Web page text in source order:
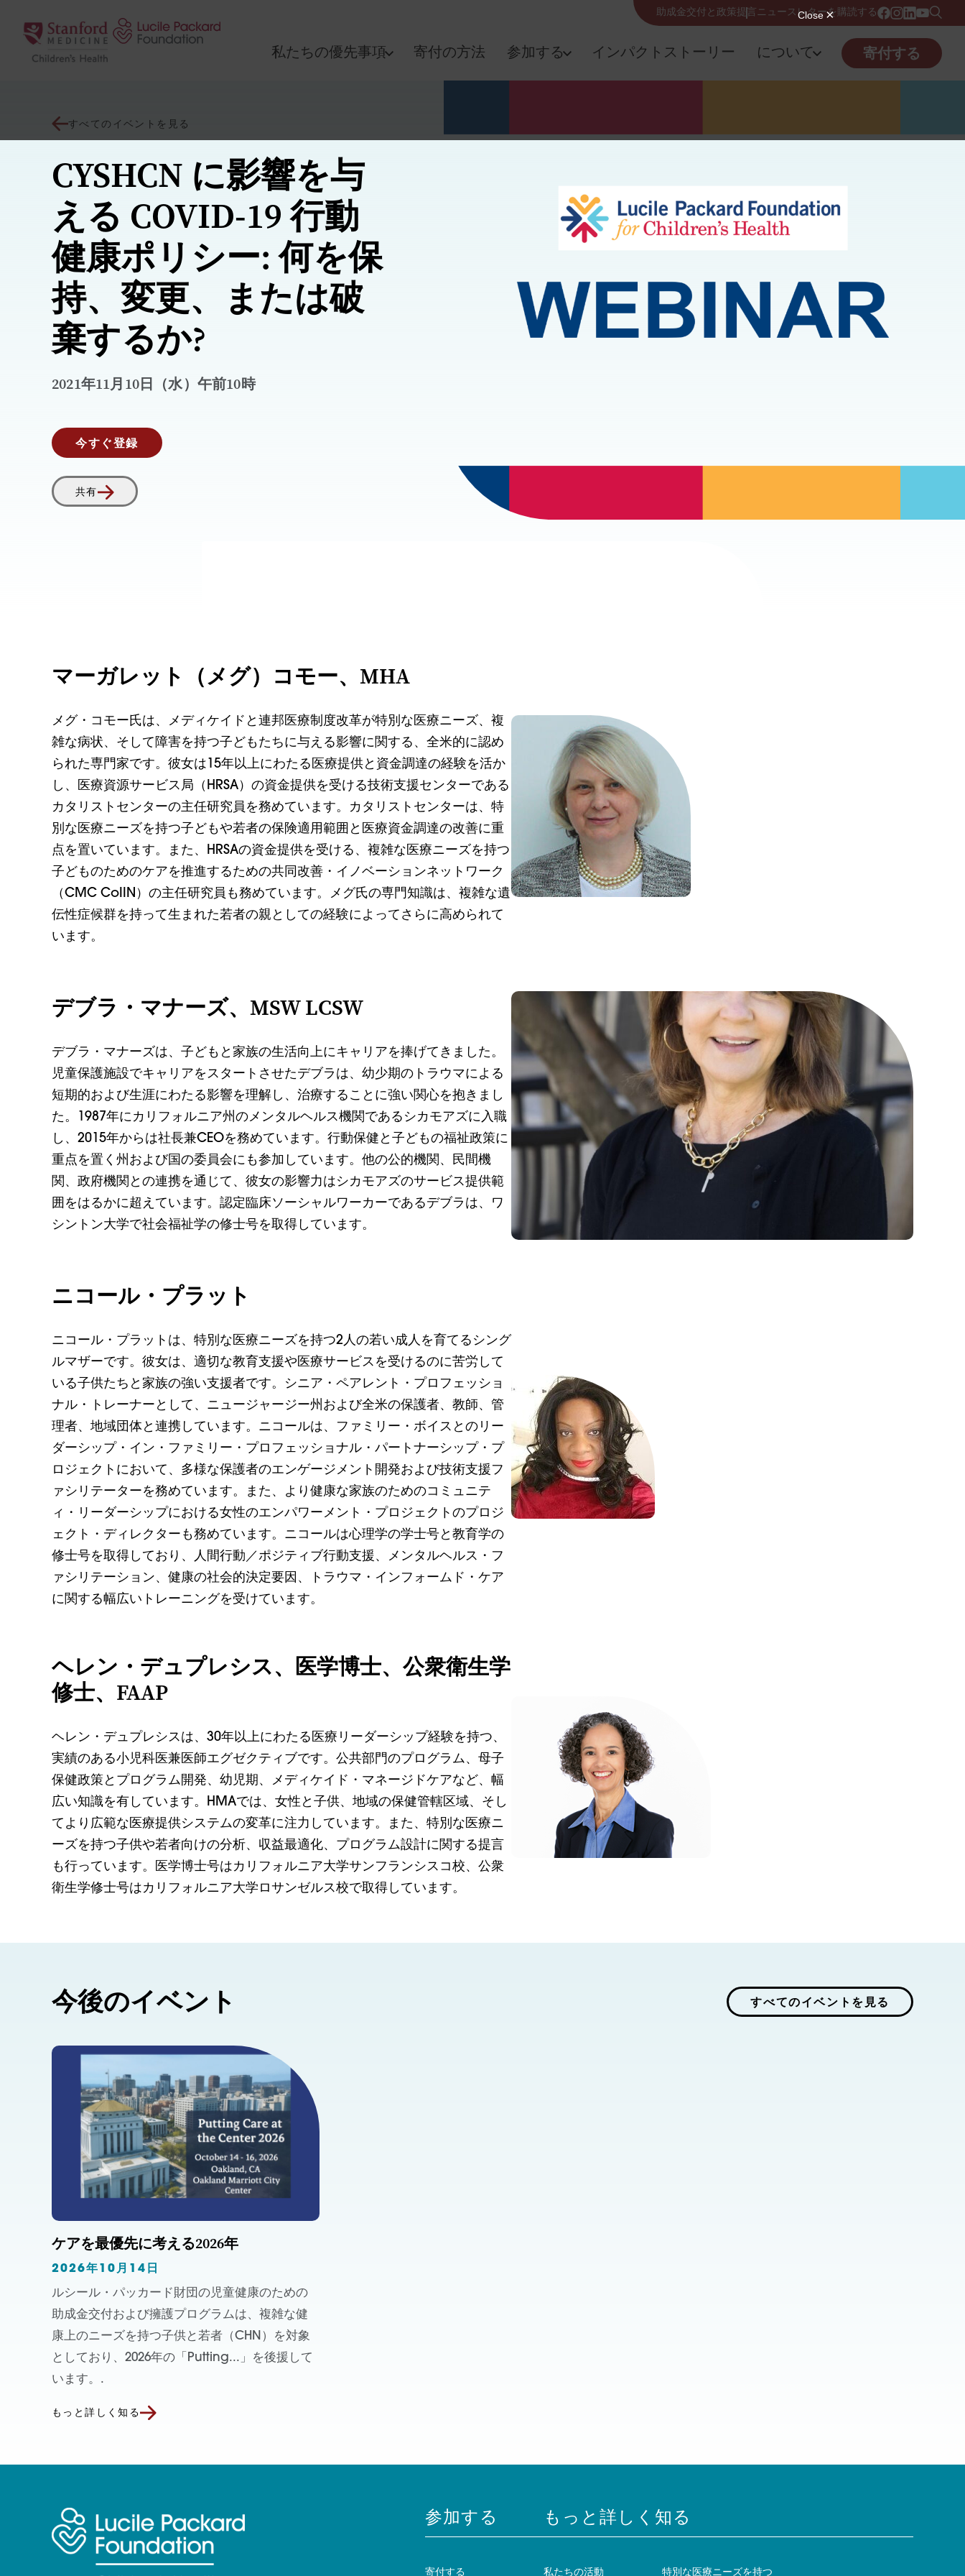
助成金交付と政策提言 ニュースレターを購読する
私たちの優先事項 寄付の方法 参加する インパクトストーリー について 寄付する
すべてのイベントを見る
CYSHCN に影響を与
える COVID-19 行動
健康ポリシー: 何を保
持、変更、または破
棄するか?
2021年11月10日（水）午前10時
今すぐ登録
共有
マーガレット（メグ）コモー、MHA
メグ・コモー氏は、メディケイドと連邦医療制度改革が特別な医療ニーズ、複
雑な病状、そして障害を持つ子どもたちに与える影響に関する、全米的に認め
られた専門家です。彼女は15年以上にわたる医療提供と資金調達の経験を活か
し、医療資源サービス局（HRSA）の資金提供を受ける技術支援センターである
カタリストセンターの主任研究員を務めています。カタリストセンターは、特
別な医療ニーズを持つ子どもや若者の保険適用範囲と医療資金調達の改善に重
点を置いています。また、HRSAの資金提供を受ける、複雑な医療ニーズを持つ
子どものためのケアを推進するための共同改善・イノベーションネットワーク
（CMC CoIIN）の主任研究員も務めています。メグ氏の専門知識は、複雑な遺
伝性症候群を持って生まれた若者の親としての経験によってさらに高められて
います。
デブラ・マナーズ、MSW LCSW
デブラ・マナーズは、子どもと家族の生活向上にキャリアを捧げてきました。
児童保護施設でキャリアをスタートさせたデブラは、幼少期のトラウマによる
短期的および生涯にわたる影響を理解し、治療することに強い関心を抱きまし
た。1987年にカリフォルニア州のメンタルヘルス機関であるシカモアズに入職
し、2015年からは社長兼CEOを務めています。行動保健と子どもの福祉政策に
重点を置く州および国の委員会にも参加しています。他の公的機関、民間機
関、政府機関との連携を通じて、彼女の影響力はシカモアズのサービス提供範
囲をはるかに超えています。認定臨床ソーシャルワーカーであるデブラは、ワ
シントン大学で社会福祉学の修士号を取得しています。
ニコール・プラット
ニコール・プラットは、特別な医療ニーズを持つ2人の若い成人を育てるシング
ルマザーです。彼女は、適切な教育支援や医療サービスを受けるのに苦労して
いる子供たちと家族の強い支援者です。シニア・ペアレント・プロフェッショ
ナル・トレーナーとして、ニュージャージー州および全米の保護者、教師、管
理者、地域団体と連携しています。ニコールは、ファミリー・ボイスとのリー
ダーシップ・イン・ファミリー・プロフェッショナル・パートナーシップ・プ
ロジェクトにおいて、多様な保護者のエンゲージメント開発および技術支援フ
ァシリテーターを務めています。また、より健康な家族のためのコミュニテ
ィ・リーダーシップにおける女性のエンパワーメント・プロジェクトのプロジ
ェクト・ディレクターも務めています。ニコールは心理学の学士号と教育学の
修士号を取得しており、人間行動／ポジティブ行動支援、メンタルヘルス・フ
ァシリテーション、健康の社会的決定要因、トラウマ・インフォームド・ケア
に関する幅広いトレーニングを受けています。
ヘレン・デュプレシス、医学博士、公衆衛生学
修士、FAAP
ヘレン・デュプレシスは、30年以上にわたる医療リーダーシップ経験を持つ、
実績のある小児科医兼医師エグゼクティブです。公共部門のプログラム、母子
保健政策とプログラム開発、幼児期、メディケイド・マネージドケアなど、幅
広い知識を有しています。HMAでは、女性と子供、地域の保健管轄区域、そし
てより広範な医療提供システムの変革に注力しています。また、特別な医療ニ
ーズを持つ子供や若者向けの分析、収益最適化、プログラム設計に関する提言
も行っています。医学博士号はカリフォルニア大学サンフランシスコ校、公衆
衛生学修士号はカリフォルニア大学ロサンゼルス校で取得しています。
今後のイベント すべてのイベントを見る
ケアを最優先に考える2026年
2026年10月14日
ルシール・パッカード財団の児童健康のための
助成金交付および擁護プログラムは、複雑な健
康上のニーズを持つ子供と若者（CHN）を対象
としており、2026年の「Putting...」を後援して
います。.
もっと詳しく知る
参加する
寄付する
もっと詳しく知る
私たちの活動 特別な医療ニーズを持つ